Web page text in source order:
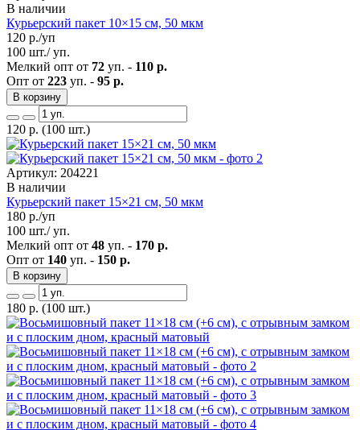
В наличии
Курьерский пакет 10×15 см, 50 мкм
120 р./уп
100 шт./ уп.
Мелкий опт от 72 уп. - 110 р.
Опт от 223 уп. - 95 р.
В корзину
120 р. (100 шт.)
Артикул: 204221
В наличии
Курьерский пакет 15×21 см, 50 мкм
180 р./уп
100 шт./ уп.
Мелкий опт от 48 уп. - 170 р.
Опт от 140 уп. - 150 р.
В корзину
180 р. (100 шт.)